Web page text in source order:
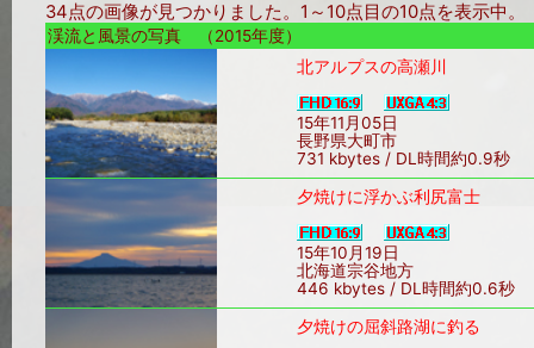
34点の画像が見つかりました。1～10点目の10点を表示中
渓流と風景の写真 （2015年度）
北アルプスの高瀬川
15年11月05日
長野県大町市
731 kbytes / DL時間約0.9秒
夕焼けに浮かぶ利尻富士
15年10月19日
北海道宗谷地方
446 kbytes / DL時間約0.6秒
夕焼けの屈斜路湖に釣る